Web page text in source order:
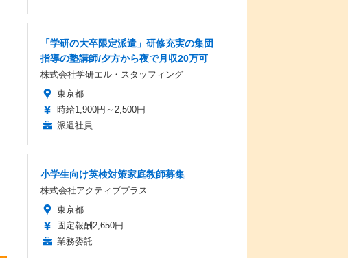
「学研の大卒限定派遣」研修充実の集団
指導の塾講師/夕方から夜で月収20万可
株式会社学研エル・スタッフィング
東京都
時給1,900円～2,500円
派遣社員
小学生向け英検対策家庭教師募集
株式会社アクティブプラス
東京都
固定報酬2,650円
業務委託